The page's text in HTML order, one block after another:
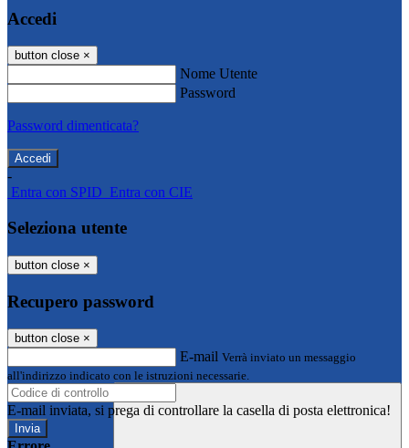
Accedi
button close ×
Nome Utente
Password
Password dimenticata?
-
Entra con SPID Entra con CIE
Seleziona utente
button close ×
Recupero password
button close ×
E-mail Verrà inviato un messaggio
all'indirizzo indicato con le istruzioni necessarie.
E-mail inviata, si prega di controllare la casella di posta elettronica!